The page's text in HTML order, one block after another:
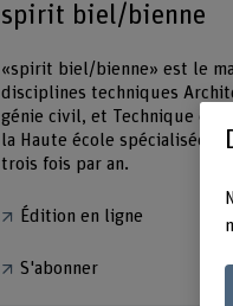
spirit biel/bienne
«spirit biel/bienne» est le
disciplines techniques
génie civil, et Technique et
la Haute école spécialisée
trois fois par an.
Édition en ligne
S'abonner